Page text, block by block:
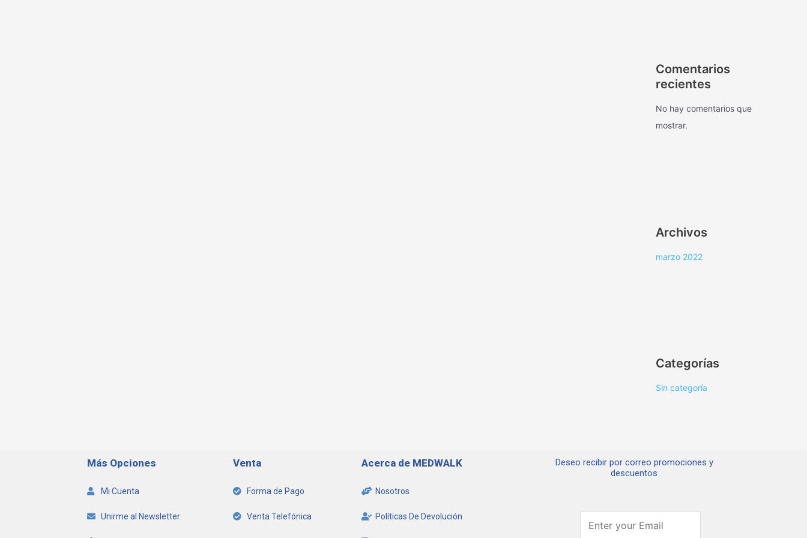
Comentarios
recientes
No hay comentarios que
mostrar.
Archivos
marzo 2022
Categorías
Sin categoría
Más Opciones
Mi Cuenta
Unirme al Newsletter
Venta
Forma de Pago
Venta Telefónica
Acerca de MEDWALK
Nosotros
Políticas De Devolución
Deseo recibir por correo promociones y
descuentos